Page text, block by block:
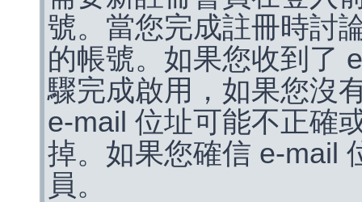
號。當您完成註冊時討
的帳號。如果您收到了
驟完成啟用，如果您沒
e-mail 位址可能不正確
掉。如果您確信 e-mail
員。